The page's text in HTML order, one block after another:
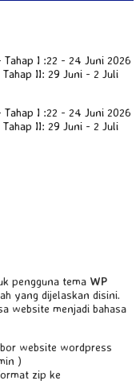
Tahap I :22 - 24 Juni 2026
II: 29 Juni - 2 Juli
Tahap I :22 - 24 Juni 2026
II: 29 Juni - 2 Juli
pengguna tema WP
yang dijelaskan disini.
website menjadi bahasa
website wordpress
)
zip ke